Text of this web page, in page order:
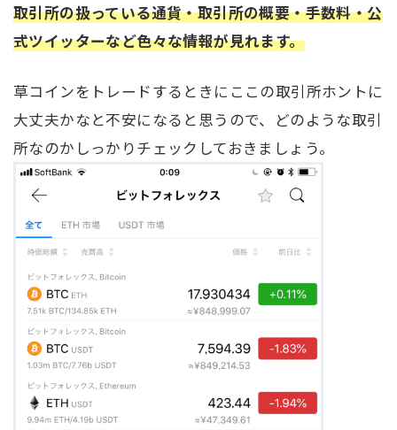
取引所の扱っている通貨・取引所の概要・手数料・公
式ツイッターなど色々な情報が見れます。
草コインをトレードするときにここの取引所ホントに
大丈夫かなと不安になると思うので、どのような取引
所なのかしっかりチェックしておきましょう。